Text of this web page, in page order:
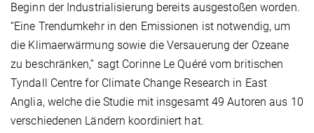
Beginn der Industrialisierung bereits ausgestoßen worden.
“Eine Trendumkehr in den Emissionen ist notwendig, um
die Klimaerwärmung sowie die Versauerung der Ozeane
zu beschränken,” sagt Corinne Le Quéré vom britischen
Tyndall Centre for Climate Change Research in East
Anglia, welche die Studie mit insgesamt 49 Autoren aus 10
verschiedenen Ländern koordiniert hat.